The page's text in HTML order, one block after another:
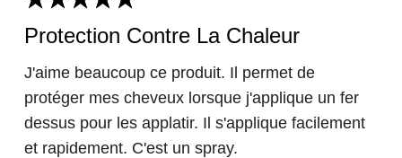
Protection Contre La Chaleur
J'aime beaucoup ce produit. Il permet de
protéger mes cheveux lorsque j'applique un fer
dessus pour les applatir. Il s'applique facilement
et rapidement. C'est un spray.